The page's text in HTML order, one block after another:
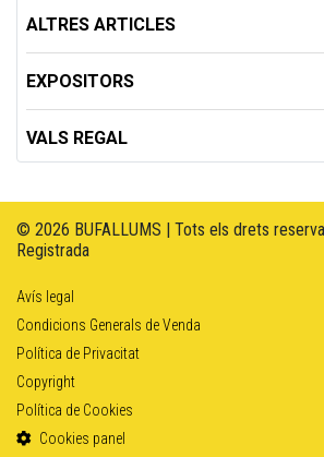
ALTRES ARTICLES
EXPOSITORS
VALS REGAL
© 2026 BUFALLUMS | Tots els drets
Registrada
Avís legal
Condicions Generals de Venda
Política de Privacitat
Copyright
Política de Cookies
Cookies panel